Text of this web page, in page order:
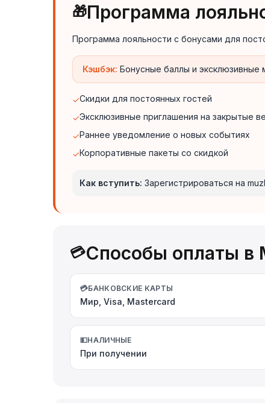
🎁Программа
Программа лояльности с бонусами для
Кэшбэк: Бонусные баллы и эксклюзивные
✓Скидки для постоянных гостей
✓Эксклюзивные приглашения на закрытые
✓Раннее уведомление о новых событиях
✓Корпоративные пакеты со скидкой
Как вступить: Зарегистрироваться на
💳Способы оплаты в
💳БАНКОВСКИЕ КАРТЫ
Мир, Visa, Mastercard
💵НАЛИЧНЫЕ
При получении